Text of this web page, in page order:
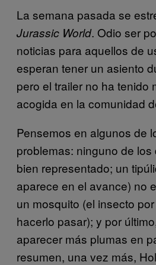
La semana pasada se
Jurassic World. Odio ser
noticias para aquellos de
esperan tener un asiento
pero el trailer no ha tenido
acogida en la comunidad
Pensemos en algunos de
problemas: ninguno de
bien representado; un
aparece en el avance) no
un mosquito (el insecto
hacerlo pasar); y por
aparecer más plumas en
resumen, una vez más,